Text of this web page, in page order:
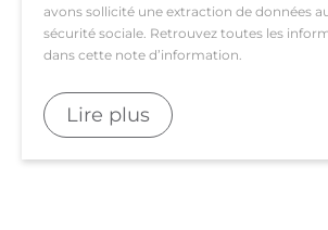
avons sollicité une extraction de données
sécurité sociale. Retrouvez toutes les
dans cette note d’information.
Lire plus